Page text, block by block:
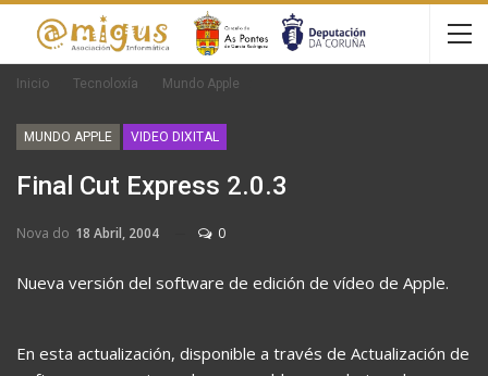
Inicio Tecnoloxía Mundo Apple
MUNDO APPLE VIDEO DIXITAL
Final Cut Express 2.0.3
Nova do 18 Abril, 2004 0
Nueva versión del software de edición de vídeo de Apple.
En esta actualización, disponible a través de Actualización de